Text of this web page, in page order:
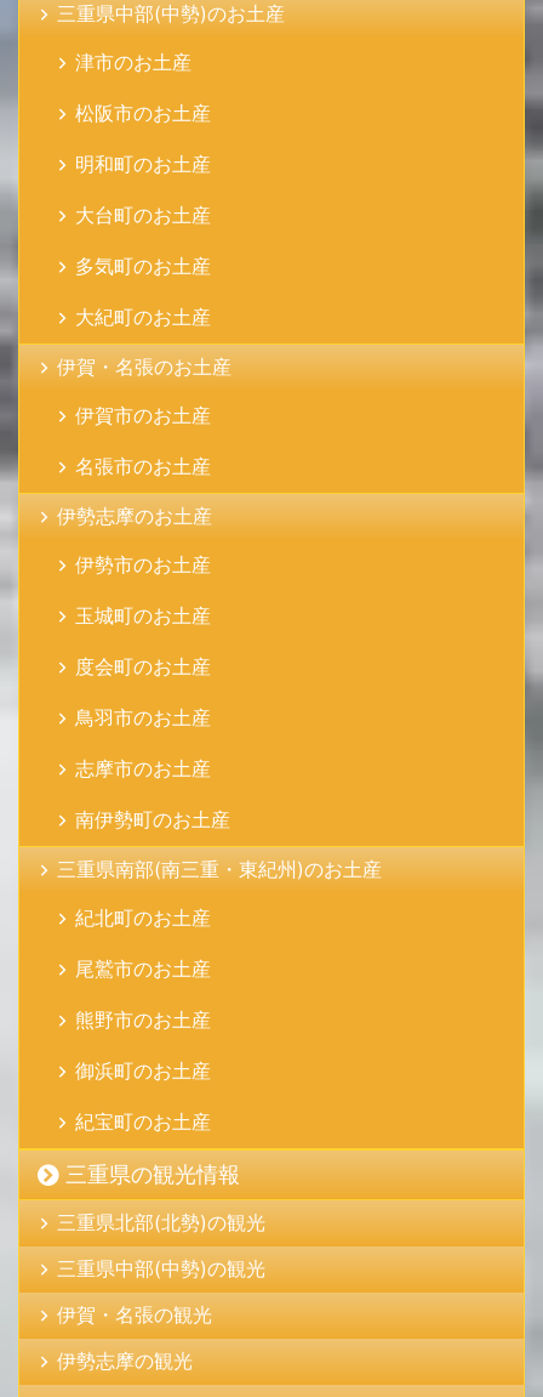
三重県中部(中勢)のお土産
津市のお土産
松阪市のお土産
明和町のお土産
大台町のお土産
多気町のお土産
大紀町のお土産
伊賀・名張のお土産
伊賀市のお土産
名張市のお土産
伊勢志摩のお土産
伊勢市のお土産
玉城町のお土産
度会町のお土産
鳥羽市のお土産
志摩市のお土産
南伊勢町のお土産
三重県南部(南三重・東紀州)のお土産
紀北町のお土産
尾鷲市のお土産
熊野市のお土産
御浜町のお土産
紀宝町のお土産
三重県の観光情報
三重県北部(北勢)の観光
三重県中部(中勢)の観光
伊賀・名張の観光
伊勢志摩の観光